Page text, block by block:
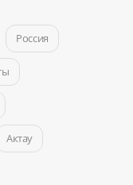
Россия
Актау